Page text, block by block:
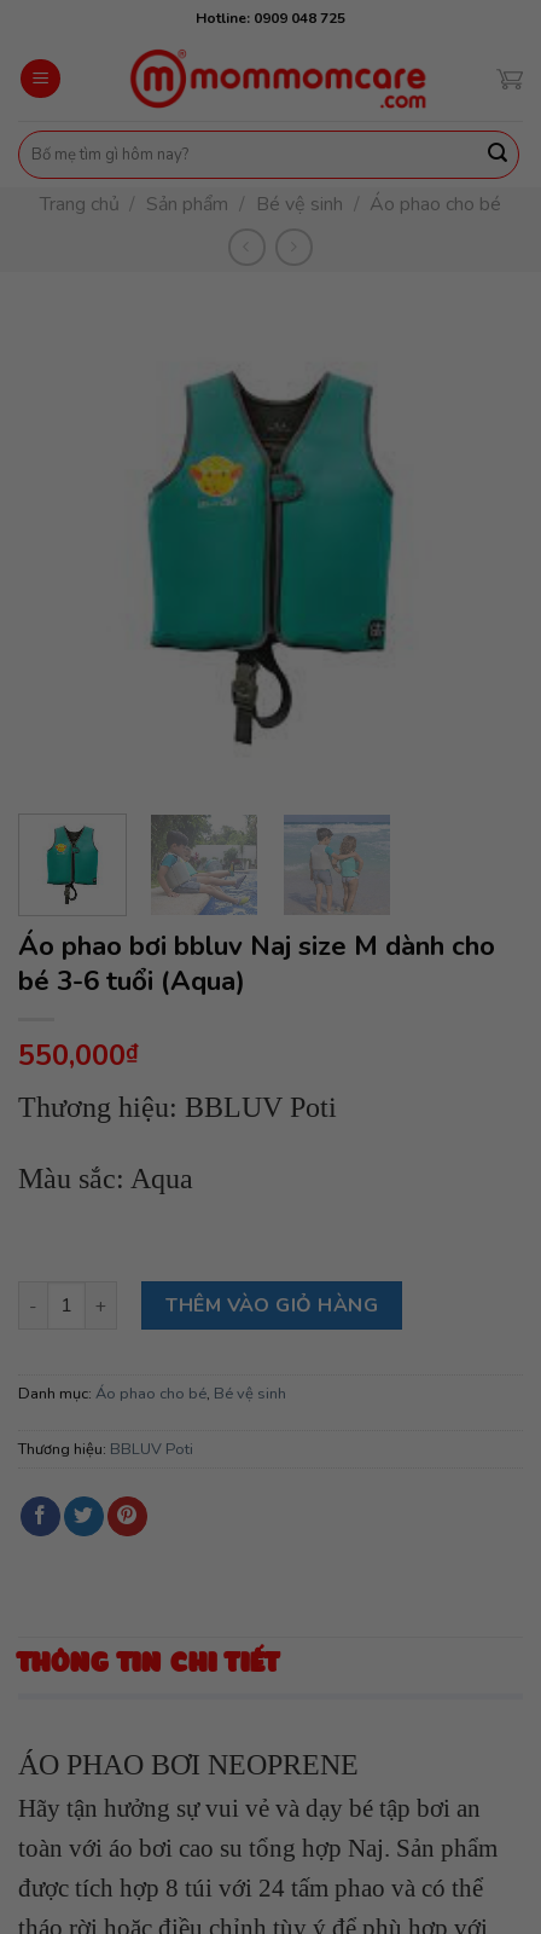
content
Hotline: 0909 048 725
Tìm
kiếm:
Trang chủ / Sản phẩm / Bé vệ sinh / Áo phao cho bé
Áo phao bơi bbluv Naj size M dành cho
bé 3-6 tuổi (Aqua)
550,000₫
Thương hiệu: BBLUV Poti
Màu sắc: Aqua
Áo phao bơi bbluv Naj size M dành cho bé 3-6 tuổi (Aqua) số
THÊM VÀO GIỎ HÀNG
Danh mục: Áo phao cho bé, Bé vệ sinh
Thương hiệu: BBLUV Poti
THÔNG TIN CHI TIẾT
ÁO PHAO BƠI NEOPRENE
Hãy tận hưởng sự vui vẻ và dạy bé tập bơi an
toàn với áo bơi cao su tổng hợp Naj. Sản phẩm
được tích hợp 8 túi với 24 tấm phao và có thể
tháo rời hoặc điều chỉnh tùy ý để phù hợp với